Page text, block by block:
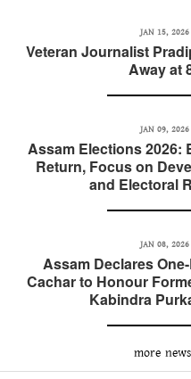
JAN 15, 2026
Veteran Journalist
Away at
JAN 09, 2026
Assam Elections 2026:
Return, Focus on
and Electoral
JAN 08, 2026
Assam Declares
Cachar to Honour
Kabindra
more